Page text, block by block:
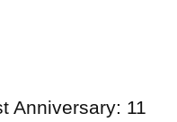
Anniversary: 11